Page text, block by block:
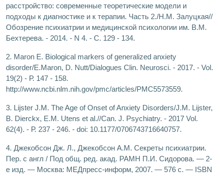
расстройство: современные теоретические модели и
подходы к диагностике и к терапии. Часть 2./Н.М. Залуцкая//
Обозрение психиатрии и медицинской психологии им. В.М.
Бехтерева. - 2014. - N 4. - С. 129 - 134.
2. Maron E. Biological markers of generalized anxiety
disorder/E.Maron, D. Nutt/Dialogues Clin. Neurosci. - 2017. - Vol.
19(2) - Р. 147 - 158.
http://www.ncbi.nlm.nih.gov/pmc/articles/PMC5573559.
3. Lijster J.M. The Age of Onset of Anxiety Disorders/J.M. Lijster,
B. Dierckx, E.M. Utens et al.//Can. J. Psychiatry. - 2017 Vol.
62(4). - Р. 237 - 246. - doi: 10.1177/0706743716640757.
4. Джекобсон Дж. Л., Джекобсон А.М. Секреты психиатрии.
Пер. с англ / Под общ. ред. акад. РАМН П.И. Сидорова. — 2-
е изд. — Москва: МЕДпресс-информ, 2007. — 576 с. — ISBN